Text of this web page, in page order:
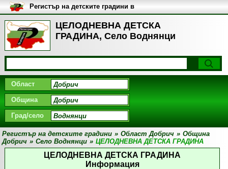
ЦЕЛОДНЕВНА ДЕТСКА
ГРАДИНА, Село Воднянци
Регистър на детските градини в
България
Област
Община
Град/село
Регистър на детските градини » Област Добрич » Община
Добрич » Село Воднянци » ЦЕЛОДНЕВНА ДЕТСКА ГРАДИНА
ЦЕЛОДНЕВНА ДЕТСКА ГРАДИНА
Информация